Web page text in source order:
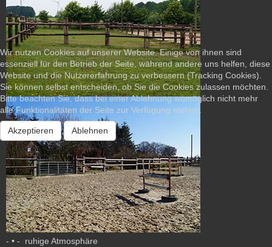
- • - ruhige Atmosphäre
Wir nutzen Cookies auf unserer Website. Einige von ihnen sind
essenziell für den Betrieb der Seite, während andere uns helfen, diese
Website und die Nutzererfahrung zu verbessern (Tracking Cookies).
Sie können selbst entscheiden, ob Sie die Cookies zulassen möchten.
Bitte beachten Sie, dass bei einer Ablehnung womöglich nicht mehr
alle Funktionalitäten der Seite zur Verfügung stehen.
Akzeptieren Ablehnen